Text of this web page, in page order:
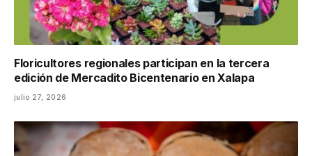
Floricultores regionales participan en la tercera
edición de Mercadito Bicentenario en Xalapa
julio 27, 2026